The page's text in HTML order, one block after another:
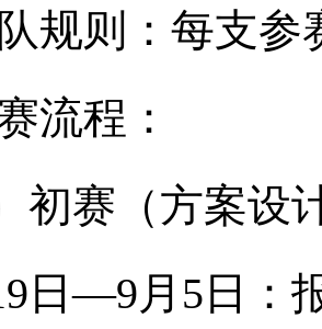
则：每支参
程：
赛（方案设
—9月5日：